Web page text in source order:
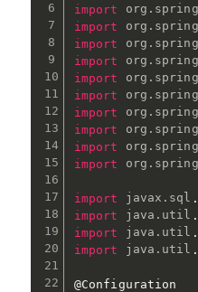
import
org .
import
org .
import
org .
import
org .
import
org .
import
org .
import
org .
import
org .
import
org .
import
org .
import javax . sql .
import
java . util .
import
java . util .
import
java . util .
@Configuration